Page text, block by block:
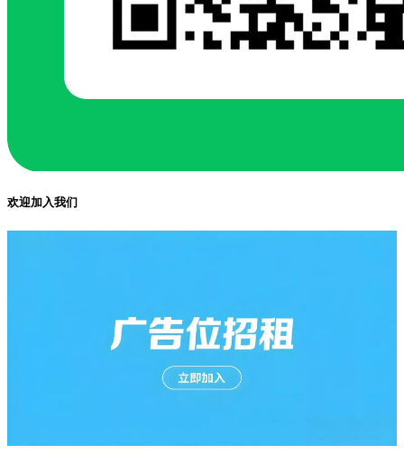
欢迎加入我们